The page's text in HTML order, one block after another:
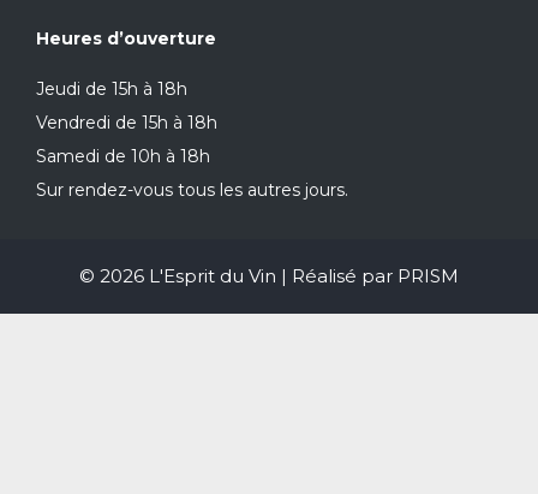
Heures d’ouverture
Jeudi de 15h à 18h
Vendredi de 15h à 18h
Samedi de 10h à 18h
Sur rendez-vous tous les autres jours.
© 2026 L'Esprit du Vin | Réalisé par PRISM